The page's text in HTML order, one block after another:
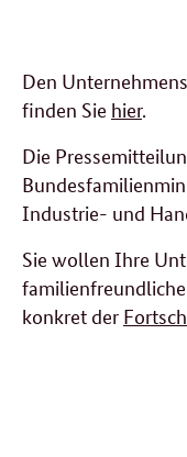
Den
finden Sie hier.
Die
Industrie- und
Sie wollen Ihre
konkret der